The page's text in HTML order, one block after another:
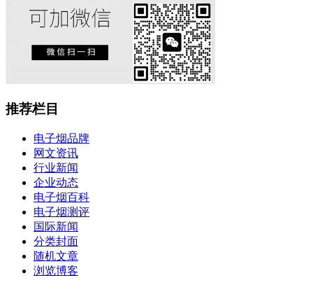
推荐栏目
电子烟品牌
网文资讯
行业新闻
企业动态
电子烟百科
电子烟测评
国际新闻
分类封面
随机文章
浏览博客